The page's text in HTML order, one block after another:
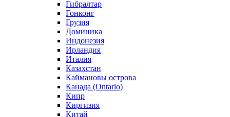
Гибралтар
Гонконг
Грузия
Доминика
Индонезия
Ирландия
Италия
Казахстан
Каймановы острова
Канада (Ontario)
Кипр
Киргизия
Китай